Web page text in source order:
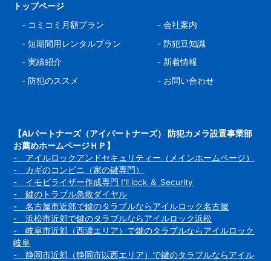
トップページ
- コミコミ月額プラン
-短期間用レンタルプラン
-実績紹介
- 防犯のススメ
-会社案内
- 防犯豆知識
- 新着情報
- お問い合わせ
【AIパートナーズ（アイパートナーズ） 防犯カメラ設置事業部
お薦めホームページＨＰ】
- アイルロックアンドセキュリティー（メインホームページ）
- カギのコンビニ（家の鍵専門）
- イモビライザー作成専門 I'll lock ＆ Security
- 鍵のトラブル急救ダイヤル
- 名古屋市近郊で鍵のタラブルならアイルロック名古屋
- 浜松市近郊で鍵のタラブルならアイルロック浜松
- 岐阜市近郊（西濃エリア）で鍵のタラブルならアイルロック
岐阜
- 静岡市近郊（静岡市以西エリア）で鍵のタラブルならアイル